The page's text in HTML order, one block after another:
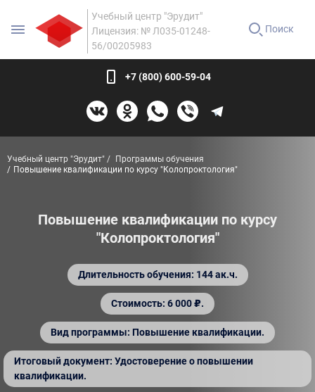
Учебный центр "Эрудит"
Лицензия: № Л035-01248-
56/00205983
Поиск
+7 (800) 600-59-04
Учебный центр "Эрудит"
Программы обучения
Повышение квалификации по курсу "Колопроктология"
Повышение квалификации по курсу
"Колопроктология"
Длительность обучения: 144 ак.ч.
Стоимость: 6 000 ₽.
Вид программы: Повышение квалификации.
Итоговый документ: Удостоверение о повышении
квалификации.